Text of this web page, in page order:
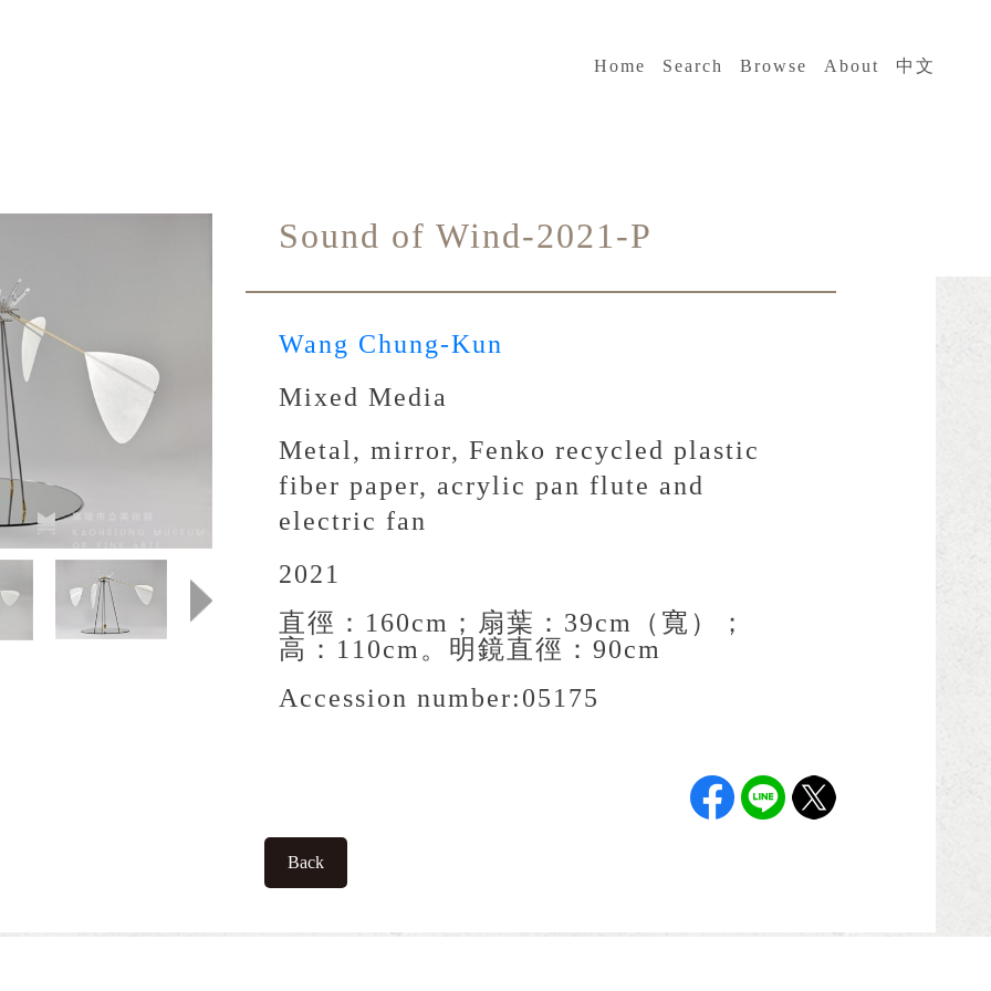
Home Search Browse About 中文
Sound of Wind-2021-P
Wang Chung-Kun
Mixed Media
Metal, mirror, Fenko recycled plastic
fiber paper, acrylic pan flute and
electric fan
2021
直徑：160cm；扇葉：39cm（寬）；
高：110cm。明鏡直徑：90cm
Accession number:05175
Back